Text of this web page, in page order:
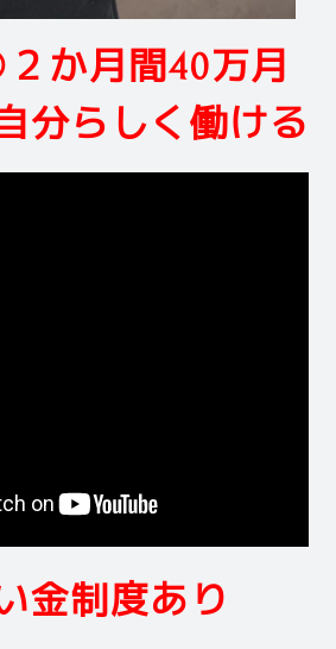
か月間40万月
分らしく働ける
金制度あり